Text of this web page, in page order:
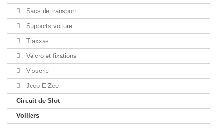
Sacs de transport
Supports voiture
Traxxas
Velcro et fixations
Visserie
Jeep E-Zee
Circuit de Slot
Voiliers